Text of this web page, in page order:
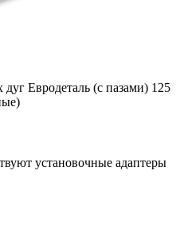
Евродеталь (с пазами) 125
установочные адаптеры